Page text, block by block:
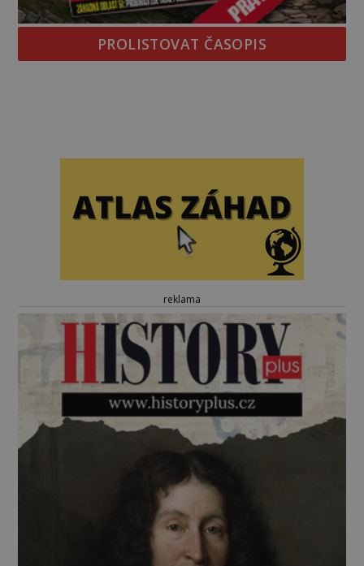
PROLISTOVAT ČASOPIS
reklama